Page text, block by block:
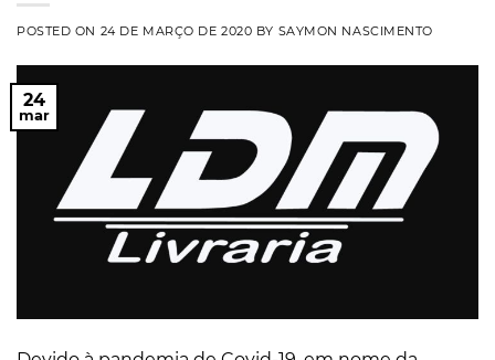
POSTED ON 24 DE MARÇO DE 2020 BY SAYMON NASCIMENTO
24
mar